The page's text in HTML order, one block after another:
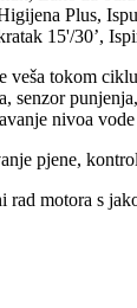
Plus,
15'/30’,
veša tokom
senzor
nivoa
pjene,
rad motora s